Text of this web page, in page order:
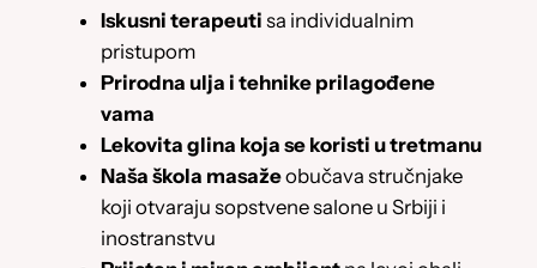
Iskusni terapeuti sa individualnim
pristupom
Prirodna ulja i tehnike prilagođene
vama
Lekovita glina koja se koristi u tretmanu
Naša škola masažeobučava stručnjake
koji otvaraju sopstvene salone u Srbiji i
inostranstvu